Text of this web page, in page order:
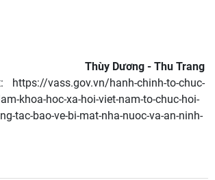
Thùy Dương - Thu Trang
https://vass.gov.vn/hanh-chinh-to-chuc-
khoa-hoc-xa-hoi-viet-nam-to-chuc-hoi-
tac-bao-ve-bi-mat-nha-nuoc-va-an-ninh-